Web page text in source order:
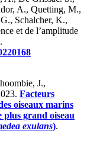
A., Quetting, M.,
Schalcher, K.,
et de l’amplitude
J.,
Facteurs
oiseaux marins
plus grand oiseau
exulans).